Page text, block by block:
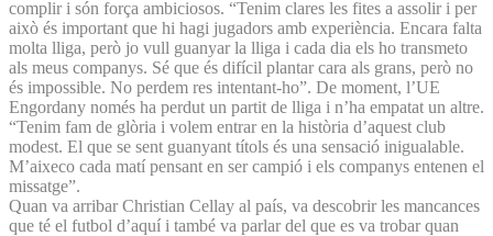
complir i són força ambiciosos. “Tenim clares les fites a assolir i per
això és important que hi hagi jugadors amb experiència. Encara falta
molta lliga, però jo vull guanyar la lliga i cada dia els ho transmeto
als meus companys. Sé que és difícil plantar cara als grans, però no
és impossible. No perdem res intentant-ho”. De moment, l’UE
Engordany només ha perdut un partit de lliga i n’ha empatat un altre.
“Tenim fam de glòria i volem entrar en la història d’aquest club
modest. El que se sent guanyant títols és una sensació inigualable.
M’aixeco cada matí pensant en ser campió i els companys entenen el
missatge”.
Quan va arribar Christian Cellay al país, va descobrir les mancances
que té el futbol d’aquí i també va parlar del que es va trobar quan